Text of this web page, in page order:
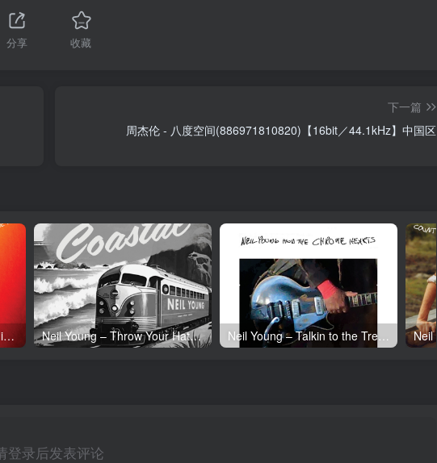
分享 收藏
下一篇
周杰伦 - 八度空间(886971810820)【16bit／44.1kHz】中国区
Neil Young – Tonight’s the Night (50th Anniversary)(093624835097)【24bit／192.0kHz】土耳其区 Neil Young – Throw Your Hatred Down (Live) – Single(054391239273)【24bit／96.0kHz】土耳其区 Neil Young – Talkin to the Trees(093624835004)【24bit／192.0kHz】土耳其区
登录后发表评论